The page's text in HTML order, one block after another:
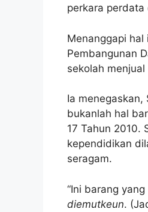
perkara perdata
Menanggapi
Pembangunan
sekolah
Ia
bukanlah hal
17 Tahun 2010.
kependidikan
seragam.
“Ini barang
diemutkeun.